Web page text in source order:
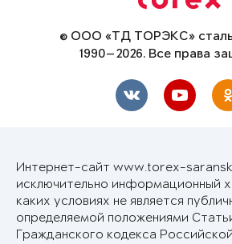
© ООО «ТД ТОРЭКС»
1990—2026. Все права
Интернет-сайт www.torex-
исключительно информационный
каких условиях не является
определяемой положениями
Гражданского кодекса